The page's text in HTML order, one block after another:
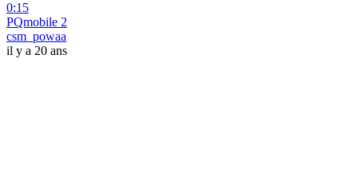
0:15
PQmobile 2
csm_powaa
il y a 20 ans